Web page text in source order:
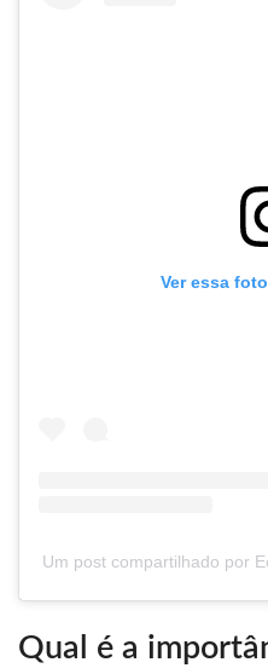
Ver essa
Um post compartilhado por
Qual é a